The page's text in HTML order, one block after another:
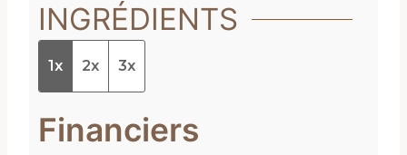
INGRÉDIENTS
1x 2x 3x
Financiers